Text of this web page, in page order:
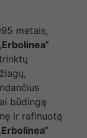
metais,
būdingą
ir rafinuotą